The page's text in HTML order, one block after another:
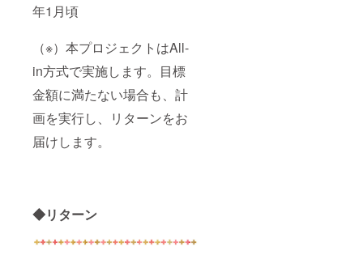
年1月頃
（※）本プロジェクトはAll-
in方式で実施します。目標
金額に満たない場合も、計
画を実行し、リターンをお
届けします。
◆リターン